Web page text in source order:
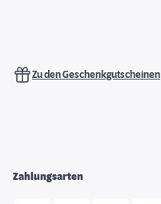
Zu den Geschenkgutscheinen
Zahlungsarten